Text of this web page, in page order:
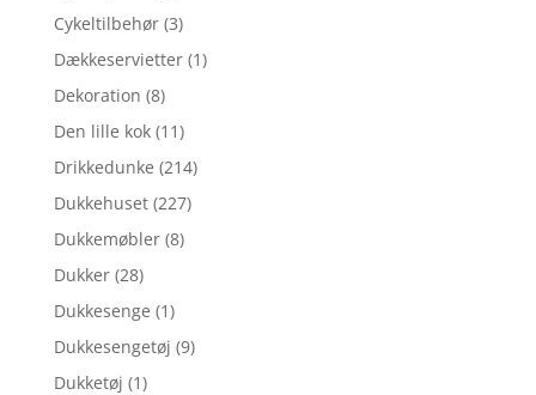
Cykeltilbehør (3)
Dækkeservietter (1)
Dekoration (8)
Den lille kok (11)
Drikkedunke (214)
Dukkehuset (227)
Dukkemøbler (8)
Dukker (28)
Dukkesenge (1)
Dukkesengetøj (9)
Dukketøj (1)